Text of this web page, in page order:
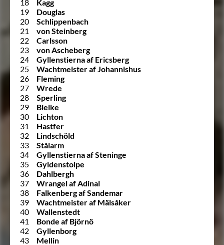
18
Kagg
19
Douglas
20
Schlippenbach
21
von Steinberg
22
Carlsson
23
von Ascheberg
24
Gyllenstierna af Ericsberg
25
Wachtmeister af Johannishus
26
Fleming
27
Wrede
28
Sperling
29
Bielke
30
Lichton
31
Hastfer
32
Lindschöld
33
Stålarm
34
Gyllenstierna af Steninge
35
Gyldenstolpe
36
Dahlbergh
37
Wrangel af Adinal
38
Falkenberg af Sandemar
39
Wachtmeister af Mälsåker
40
Wallenstedt
41
Bonde af Björnö
42
Gyllenborg
43
Mellin